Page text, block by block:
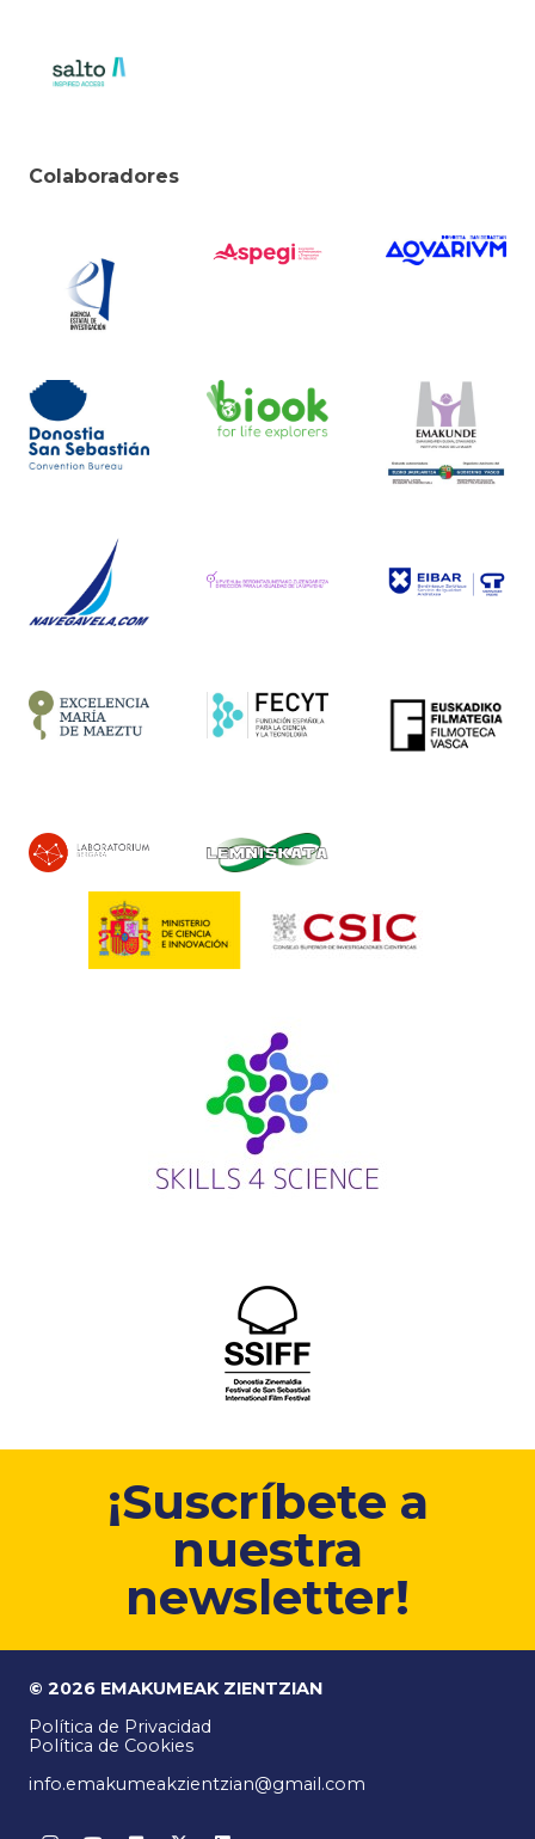
Colaboradores
¡Suscríbete a
nuestra
newsletter!
© 2026 EMAKUMEAK ZIENTZIAN
Política de Privacidad
Política de Cookies
info.emakumeakzientzian@gmail.com